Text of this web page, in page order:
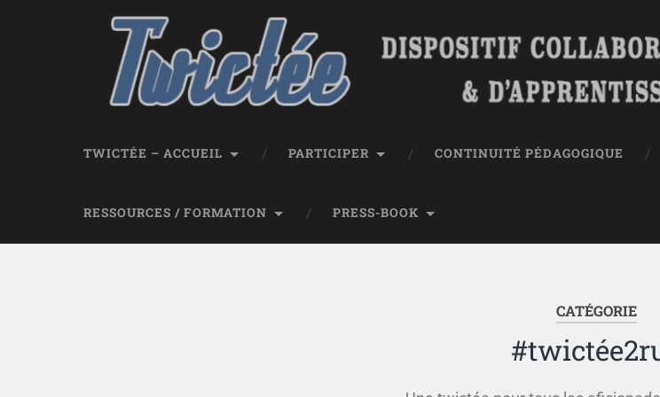
TWICTÉE – ACCUEIL PARTICIPER CONTINUITÉ PÉDAGOGIQUE
RESSOURCES / FORMATION PRESS-BOOK
CATÉGORIE